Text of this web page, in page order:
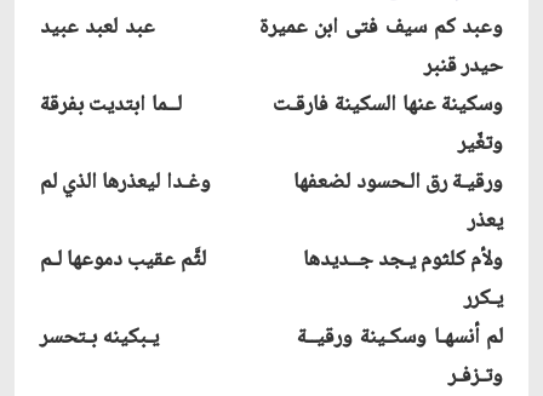
وعبد كم سيف فتى ابن عميرة عبد لعبد عبيد
حيدر قنبر
وسكينة عنها السكينة فارقـت لــما ابتديت بفرقة
وتغّير
ورقيـة رق الـحسود لضعفها وغـدا ليعذرها الذي لم
يعذر
ولأم كلثوم يـجد جــديدها لثَّم عقيب دموعها لـم
يـكرر
لم أنسهـا وسكـينة ورقيــة يـبكينه بـتحسر
وتـزفـر